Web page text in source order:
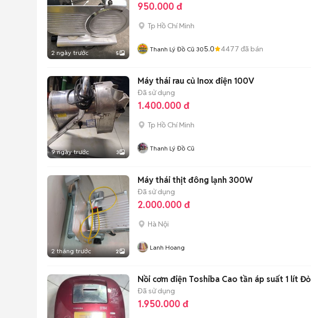
2 ngày trước 5
950.000 đ
Tp Hồ Chí Minh
Thanh Lý Đồ Cũ 305.0 4477 đã bán
9 ngày trước 3
Máy thái rau củ Inox điện 100V
Đã sử dụng
1.400.000 đ
Tp Hồ Chí Minh
Thanh Lý Đồ Cũ
2 tháng trước 2
Máy thái thịt đông lạnh 300W
Đã sử dụng
2.000.000 đ
Hà Nội
Lanh Hoang
Nồi cơm điện Toshiba Cao tần áp suất 1 lít Đỏ
Đã sử dụng
1.950.000 đ